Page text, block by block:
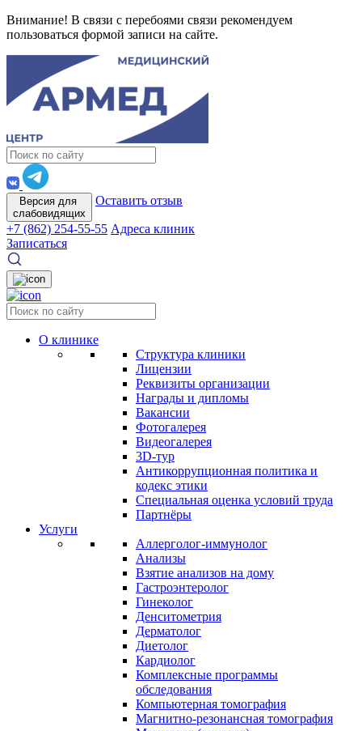
Внимание! В связи с перебоями связи рекомендуем
пользоваться формой записи на сайте.
Версия для
слабовидящих
Оставить отзыв
+7 (862) 254-55-55 Адреса клиник
Записаться
О клинике
Структура клиники
Лицензии
Реквизиты организации
Награды и дипломы
Вакансии
Фотогалерея
Видеогалерея
3D-тур
Антикоррупционная политика и
кодекс этики
Специальная оценка условий труда
Партнёры
Услуги
Аллерголог-иммунолог
Анализы
Взятие анализов на дому
Гастроэнтеролог
Гинеколог
Денситометрия
Дерматолог
Диетолог
Кардиолог
Комплексные программы
обследования
Компьютерная томография
Магнитно-резонансная томография